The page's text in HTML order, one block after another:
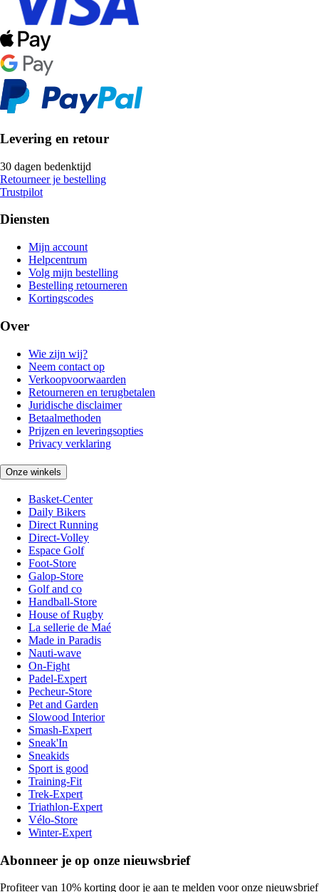
Levering en retour
30 dagen bedenktijd
Retourneer je bestelling
Trustpilot
Diensten
Mijn account
Helpcentrum
Volg mijn bestelling
Bestelling retourneren
Kortingscodes
Over
Wie zijn wij?
Neem contact op
Verkoopvoorwaarden
Retourneren en terugbetalen
Juridische disclaimer
Betaalmethoden
Prijzen en leveringsopties
Privacy verklaring
Onze winkels
Basket-Center
Daily Bikers
Direct Running
Direct-Volley
Espace Golf
Foot-Store
Galop-Store
Golf and co
Handball-Store
House of Rugby
La sellerie de Maé
Made in Paradis
Nauti-wave
On-Fight
Padel-Expert
Pecheur-Store
Pet and Garden
Slowood Interior
Smash-Expert
Sneak'In
Sneakids
Sport is good
Training-Fit
Trek-Expert
Triathlon-Expert
Vélo-Store
Winter-Expert
Abonneer je op onze nieuwsbrief
Profiteer van 10% korting door je aan te melden voor onze nieuwsbrief